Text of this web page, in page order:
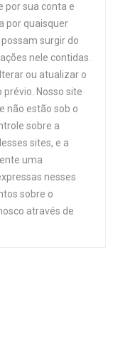
por sua conta e
por quaisquer
surgir do
nele contidas.
ou atualizar o
Nosso site
não estão sob o
sobre a
sites, e a
uma
nesses
sobre o
através de